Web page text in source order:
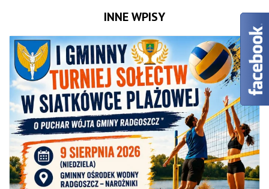
INNE WPISY